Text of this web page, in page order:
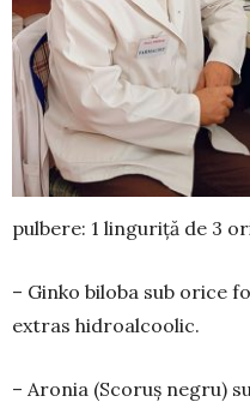
pulbere: 1 linguriţă de 3
– Ginko biloba sub orice
extras hidro­al­coolic.
– Aronia (Scoruş negru)